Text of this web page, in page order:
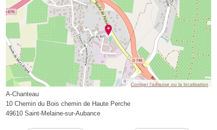
Corriger l’adresse ou la localisation
A-Chanteau
10 Chemin du Bois chemin de Haute Perche
49610 Saint-Melaine-sur-Aubance